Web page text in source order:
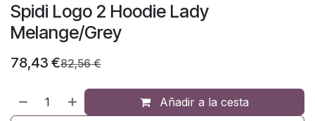
Spidi Logo 2 Hoodie Lady
Melange/Grey
78,43 €82,56€
Añadir a la cesta